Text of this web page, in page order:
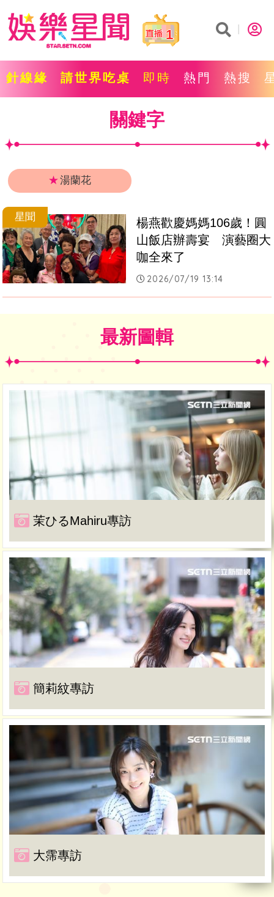
1
針線緣 請世界吃桌 即時 熱門 熱搜
關鍵字
★湯蘭花
星聞
楊燕歡慶媽媽106歲！圓
山飯店辦壽宴　演藝圈大
咖全來了
2026/07/19 13:14
最新圖輯
茉ひるMahiru專訪
簡莉紋專訪
大霈專訪